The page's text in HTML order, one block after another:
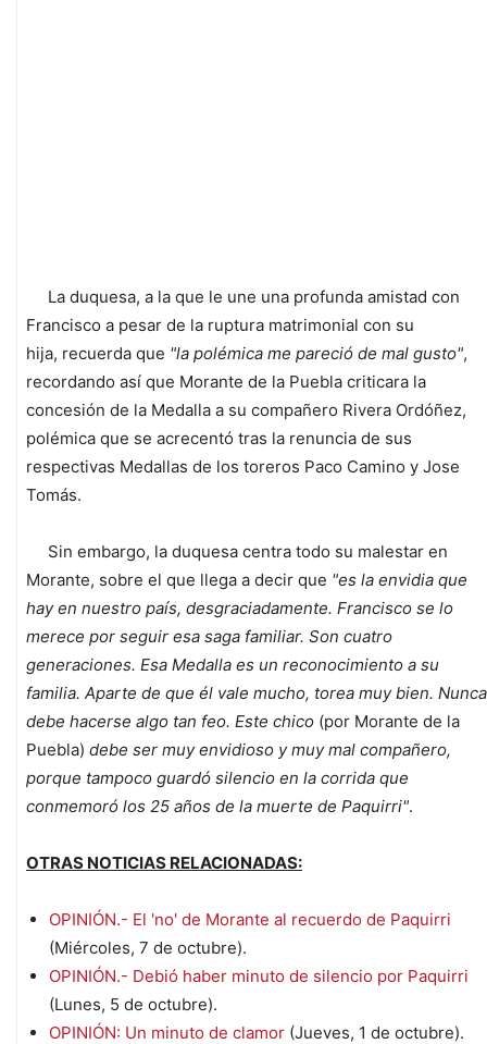
La duquesa, a la que le une una profunda amistad con
Francisco a pesar de la ruptura matrimonial con su
hija, recuerda que "la polémica me pareció de mal gusto",
recordando así que Morante de la Puebla criticara la
concesión de la Medalla a su compañero Rivera Ordóñez,
polémica que se acrecentó tras la renuncia de sus
respectivas Medallas de los toreros Paco Camino y Jose
Tomás.
Sin embargo, la duquesa centra todo su malestar en
Morante, sobre el que llega a decir que "es la envidia que
hay en nuestro país, desgraciadamente. Francisco se lo
merece por seguir esa saga familiar. Son cuatro
generaciones. Esa Medalla es un reconocimiento a su
familia. Aparte de que él vale mucho, torea muy bien. Nunca
debe hacerse algo tan feo. Este chico (por Morante de la
Puebla) debe ser muy envidioso y muy mal compañero,
porque tampoco guardó silencio en la corrida que
conmemoró los 25 años de la muerte de Paquirri".
OTRAS NOTICIAS RELACIONADAS:
OPINIÓN.- El 'no' de Morante al recuerdo de Paquirri
(Miércoles, 7 de octubre).
OPINIÓN.- Debió haber minuto de silencio por Paquirri
(Lunes, 5 de octubre).
OPINIÓN: Un minuto de clamor (Jueves, 1 de octubre).